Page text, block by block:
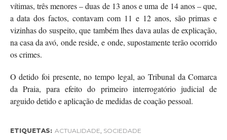
vítimas, três menores – duas de 13 anos e uma de 14 anos – que,
a data dos factos, contavam com 11 e 12 anos, são primas e
vizinhas do suspeito, que também lhes dava aulas de explicação,
na casa da avó, onde reside, e onde, supostamente terão ocorrido
os crimes.
O detido foi presente, no tempo legal, ao Tribunal da Comarca
da Praia, para efeito do primeiro interrogatório judicial de
arguido detido e aplicação de medidas de coação pessoal.
ETIQUETAS: ACTUALIDADE, SOCIEDADE